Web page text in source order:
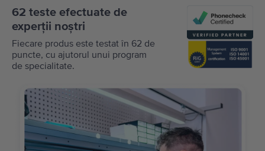
62 teste efectuate de
experții noștri
Fiecare produs este testat în 62 de
puncte, cu ajutorul unui program
de specialitate.